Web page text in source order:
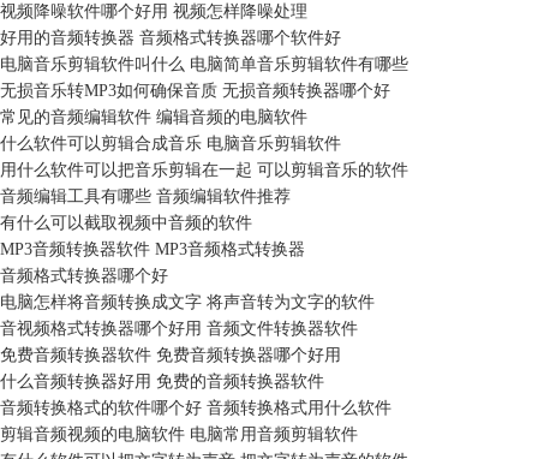
视频降噪软件哪个好用 视频怎样降噪处理
好用的音频转换器 音频格式转换器哪个软件好
电脑音乐剪辑软件叫什么 电脑简单音乐剪辑软件有哪些
无损音乐转MP3如何确保音质 无损音频转换器哪个好
常见的音频编辑软件 编辑音频的电脑软件
什么软件可以剪辑合成音乐 电脑音乐剪辑软件
用什么软件可以把音乐剪辑在一起 可以剪辑音乐的软件
音频编辑工具有哪些 音频编辑软件推荐
有什么可以截取视频中音频的软件
MP3音频转换器软件 MP3音频格式转换器
音频格式转换器哪个好
电脑怎样将音频转换成文字 将声音转为文字的软件
音视频格式转换器哪个好用 音频文件转换器软件
免费音频转换器软件 免费音频转换器哪个好用
什么音频转换器好用 免费的音频转换器软件
音频转换格式的软件哪个好 音频转换格式用什么软件
剪辑音频视频的电脑软件 电脑常用音频剪辑软件